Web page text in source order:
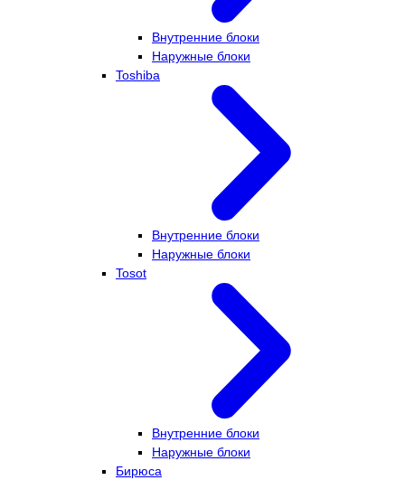
Внутренние блоки
Наружные блоки
Toshiba
Внутренние блоки
Наружные блоки
Tosot
Внутренние блоки
Наружные блоки
Бирюса